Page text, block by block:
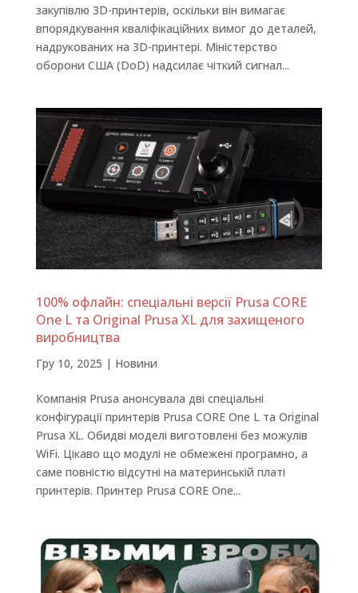
закупівлю 3D-принтерів, оскільки він вимагає
впорядкування кваліфікаційних вимог до деталей,
надрукованих на 3D-принтері. Міністерство
оборони США (DoD) надсилає чіткий сигнал...
100% офлайн: спеціальні версії Prusa CORE
One L та Original Prusa XL для захищеного
виробництва
Гру 10, 2025 | Новини
Компанія Prusa анонсувала дві спеціальні
конфігурації принтерів Prusa CORE One L та Original
Prusa XL. Обидві моделі виготовлені без можулів
WiFi. Цікаво що модулі не обмежені програмно, а
саме повністю відсутні на материнській платі
принтерів. Принтер Prusa CORE One...